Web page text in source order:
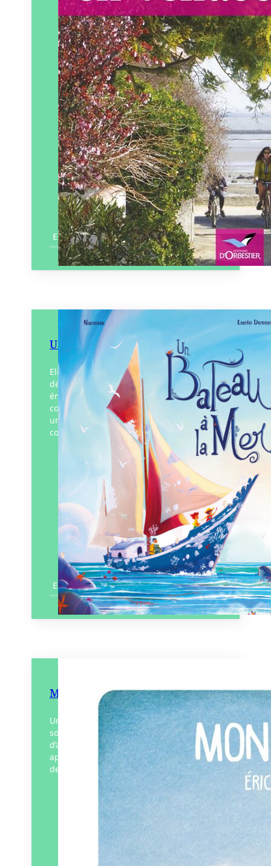
Éditeur :D’Orbestier – Rêves
Bleus
Paru le17/03/2023
En savoir plus
Un Bateau à la Mer
Elio et Lison, deux enfants intrépides
découvrent un vieux gréement
émergeant à marée basse. Un bateau
couvert de coraux blanchis, envoyé par
une Marie-Morgane, fée des mers,
comme…
Plumes de Bourdon
Paru le 15/09/2022
En savoir plus
Mon chien
Une petite fille raconte, comme feuilletant
son album photo, une tendre histoire
d’amitié et de partage avec son chien
après la disparition de ce dernier. À partir
de…
Beurre Salé
28/03/2024